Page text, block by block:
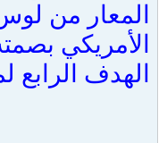
المعار من
الأمريكي
الهدف الرابع